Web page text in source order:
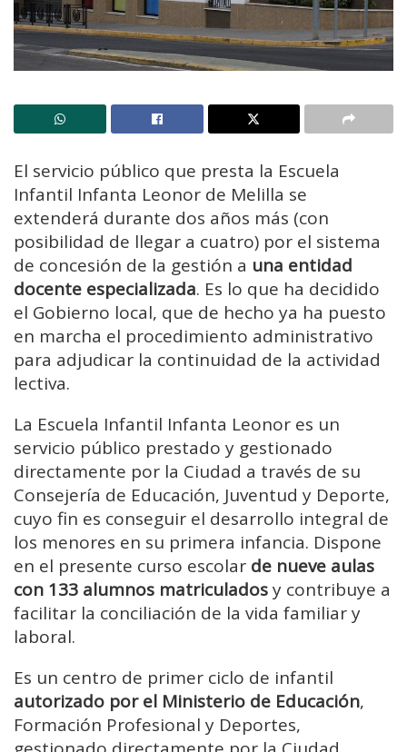
El servicio público que presta la Escuela
Infantil Infanta Leonor de Melilla se
extenderá durante dos años más (con
posibilidad de llegar a cuatro) por el sistema
de concesión de la gestión a una entidad
docente especializada. Es lo que ha decidido
el Gobierno local, que de hecho ya ha puesto
en marcha el procedimiento administrativo
para adjudicar la continuidad de la actividad
lectiva.
La Escuela Infantil Infanta Leonor es un
servicio público prestado y gestionado
directamente por la Ciudad a través de su
Consejería de Educación, Juventud y Deporte,
cuyo fin es conseguir el desarrollo integral de
los menores en su primera infancia. Dispone
en el presente curso escolar de nueve aulas
con 133 alumnos matriculadosy contribuye a
facilitar la conciliación de la vida familiar y
laboral.
Es un centro de primer ciclo de infantil
autorizado por el Ministerio de Educación,
Formación Profesional y Deportes,